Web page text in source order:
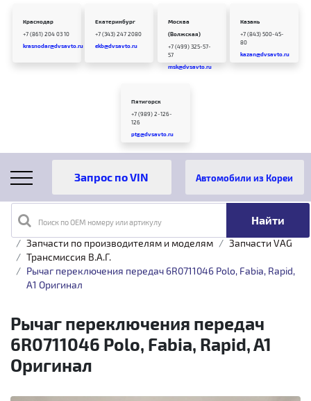
Краснодар
+7 (861) 204 03 10
krasnodar@dvsavto.ru
Екатеринбург
+7 (343) 247 2080
ekb@dvsavto.ru
Москва
(Волжская)
+7 (499) 325-57-
57
msk@dvsavto.ru
Казань
+7 (843) 500-45-
80
kazan@dvsavto.ru
Пятигорск
+7 (989) 2-126-
126
ptg@dvsavto.ru
Поиск по OEM номеру или артикулу
Автомобили из Кореи
Главная
Каталог товаров
Запчасти по производителям и моделям
Запчасти VAG
Трансмиссия B.A.Г.
Рычаг переключения передач 6R0711046 Polo, Fabia, Rapid,
A1 Оригинал
Рычаг переключения передач
6R0711046 Polo, Fabia, Rapid, A1
Оригинал